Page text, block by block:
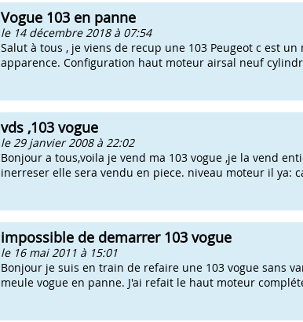
Vogue 103 en panne
le 14 décembre 2018 à 07:54
Salut à tous , je viens de recup une 103 Peugeot c est
apparence. Configuration haut moteur airsal neuf
vds ,103 vogue
le 29 janvier 2008 à 22:02
Bonjour a tous,voila je vend ma 103 vogue ,je la vend
inerreser elle sera vendu en piece. niveau moteur il ya:
impossible de demarrer 103 vogue
le 16 mai 2011 à 15:01
Bonjour je suis en train de refaire une 103 vogue sans
meule vogue en panne. J'ai refait le haut moteur